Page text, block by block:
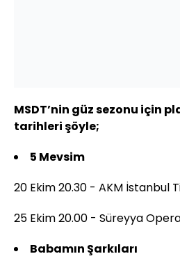
MSDT’nin güz sezonu için
tarihleri şöyle;
5 Mevsim
20 Ekim 20.30 - AKM İstanbul
25 Ekim 20.00 - Süreyya
Babamın Şarkıları